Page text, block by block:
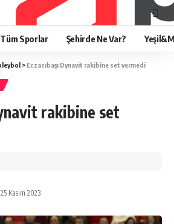
Tüm Sporlar Şehirde Ne Var?
> Eczacıbaşı Dynavit rakibine set vermedi
rakibine set
25 Kasım 2023